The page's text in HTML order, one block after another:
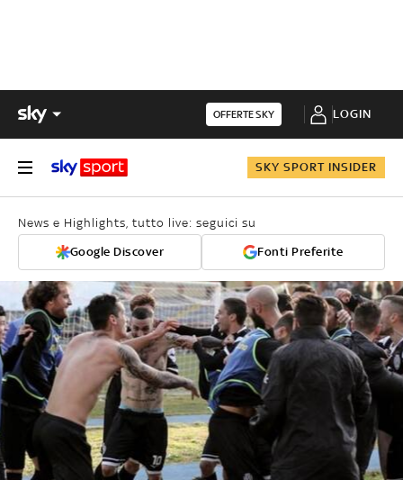
OFFERTE SKY LOGIN
SKY SPORT INSIDER
News e Highlights, tutto live: seguici su
Google Discover Fonti Preferite